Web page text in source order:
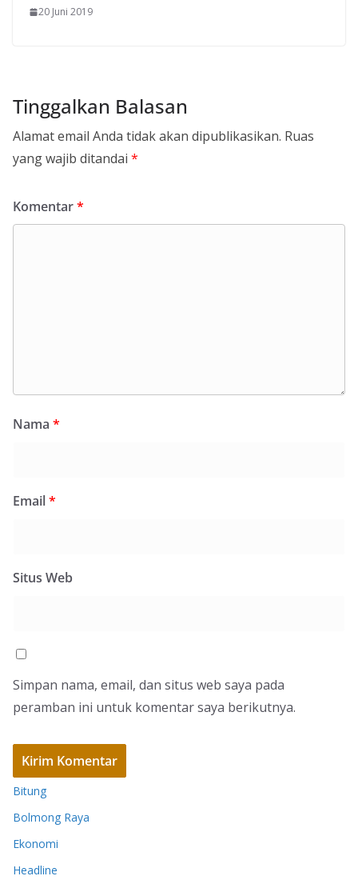
20 Juni 2019
Tinggalkan Balasan
Alamat email Anda tidak akan dipublikasikan. Ruas
yang wajib ditandai *
Komentar*
Nama *
Email*
Situs Web
Simpan nama, email, dan situs web saya pada
peramban ini untuk komentar saya berikutnya.
Bitung
Bolmong Raya
Ekonomi
Headline